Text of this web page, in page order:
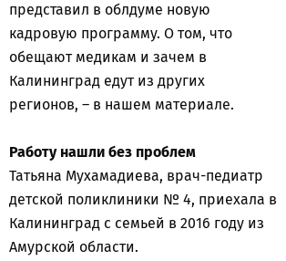
представил в облдуме новую
кадровую программу. О том, что
обещают медикам и зачем в
Калининград едут из других
регионов, – в нашем материале.
Работу нашли без проблем
Татьяна Мухамадиева, врач-педиатр
детской поликлиники № 4, приехала в
Калининград с семьей в 2016 году из
Амурской области.